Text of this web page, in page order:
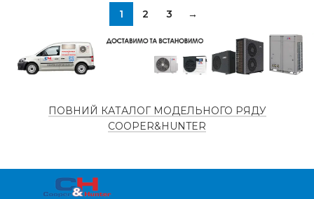
1 2 3 →
ПОВНИЙ КАТАЛОГ МОДЕЛЬНОГО РЯДУ
COOPER&HUNTER